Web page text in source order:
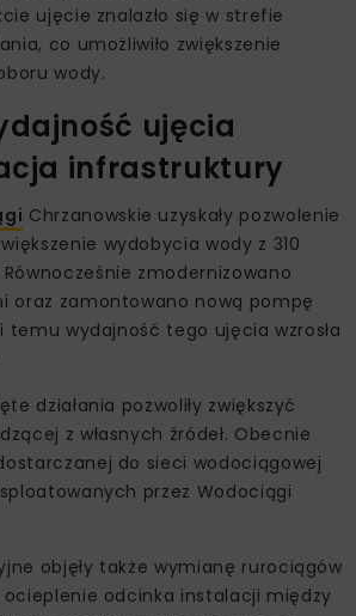
ujęcie znalazło się w strefie
co umożliwiło zwiększenie
wody.
ujęcia
infrastruktury
Chrzanowskie uzyskały pozwolenie
wydobycia wody z 310
zmodernizowano
oraz zamontowano nową pompę
temu wydajność tego ujęcia wzrosła
działania pozwoliły zwiększyć
z własnych źródeł. Obecnie
do sieci wodociągowej
przez Wodociągi
objęły także wymianę rurociągów
odcinka instalacji między